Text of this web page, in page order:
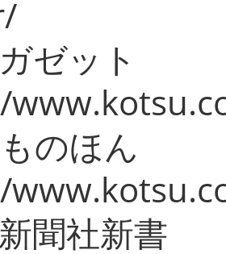
ゼット
のほん
聞社新書